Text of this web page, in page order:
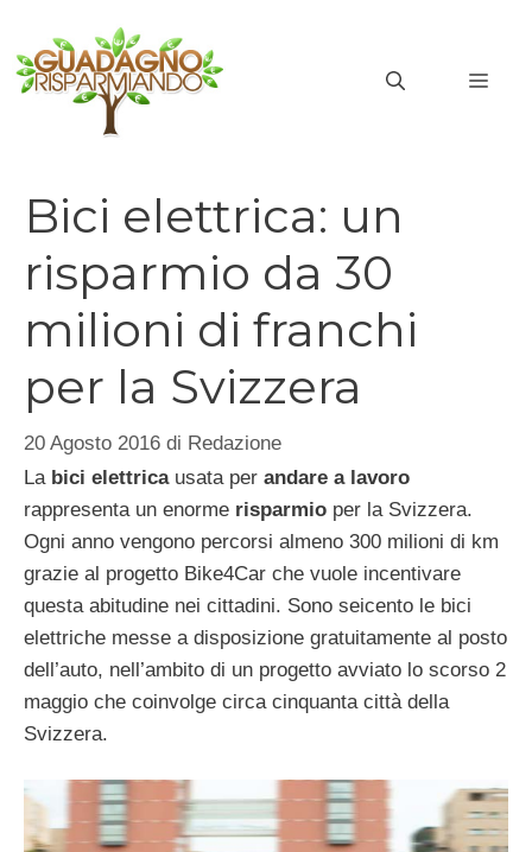
contenuto
Bici elettrica: un
risparmio da 30
milioni di franchi
per la Svizzera
20 Agosto 2016 di Redazione
La bici elettricausata per andare a lavoro
rappresenta un enorme risparmio per la Svizzera.
Ogni anno vengono percorsi almeno 300 milioni di km
grazie al progetto Bike4Car che vuole incentivare
questa abitudine nei cittadini. Sono seicento le bici
elettriche messe a disposizione gratuitamente al posto
dell’auto, nell’ambito di un progetto avviato lo scorso 2
maggio che coinvolge circa cinquanta città della
Svizzera.